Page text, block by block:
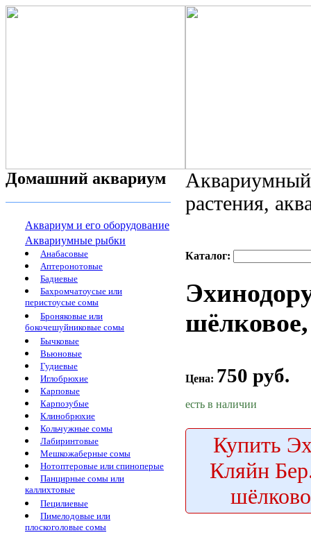
Домашний аквариум
Аквариум и его оборудование
Аквариумные рыбки
Анабасовые
Аптеронотовые
Бадиевые
Бахромчатоусые или
перистоусые сомы
Броняковые или
бокочешуйниковые сомы
Бычковые
Вьюновые
Гудиевые
Иглобрюхие
Карповые
Карпозубые
Клинобрюхие
Кольчужные сомы
Лабиринтовые
Мешкожаберные сомы
Нотоптеровые или спиноперые
Панцирные сомы или
каллихтовые
Пецилиевые
Пимелодовые или
плоскоголовые сомы
растения,
Каталог:
Цена: 750 руб.
есть в наличии
Купить
Кляйн